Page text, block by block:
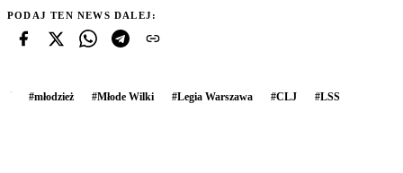
PODAJ TEN NEWS DALEJ:
#młodzież #Młode Wilki #Legia Warszawa #CLJ #LSS